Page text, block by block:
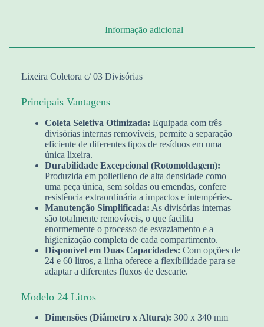
Informação adicional
Lixeira Coletora c/ 03 Divisórias
Principais Vantagens
Coleta Seletiva Otimizada: Equipada com três
divisórias internas removíveis, permite a separação
eficiente de diferentes tipos de resíduos em uma
única lixeira.
Durabilidade Excepcional (Rotomoldagem):
Produzida em polietileno de alta densidade como
uma peça única, sem soldas ou emendas, confere
resistência extraordinária a impactos e intempéries.
Manutenção Simplificada: As divisórias internas
são totalmente removíveis, o que facilita
enormemente o processo de esvaziamento e a
higienização completa de cada compartimento.
Disponível em Duas Capacidades: Com opções de
24 e 60 litros, a linha oferece a flexibilidade para se
adaptar a diferentes fluxos de descarte.
Modelo 24 Litros
Dimensões (Diâmetro x Altura): 300 x 340 mm